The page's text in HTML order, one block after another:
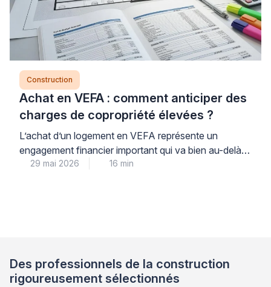
Construction
Achat en VEFA : comment anticiper des
charges de copropriété élevées ?
L’achat d’un logement en VEFA représente un
engagement financier important qui va bien au-delà
du seul prix d’acquisition : les charges de copropriété,
29 mai 2026 16 min
Des professionnels de la construction
rigoureusement sélectionnés